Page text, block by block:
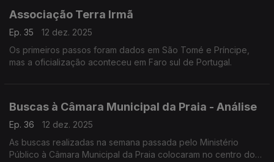
Associação Terra Irmã
Ep. 35
12 dez. 2025
Os primeiros passos foram dados em São Tomé e Príncipe,
mas a oficialização aconteceu em Faro sul de Portugal.
Buscas à Câmara Municipal da Praia - Análise
Ep. 36
12 dez. 2025
As buscas realizadas na semana passada pelo Ministério
Público à Câmara Municipal da Praia colocaram no centro do